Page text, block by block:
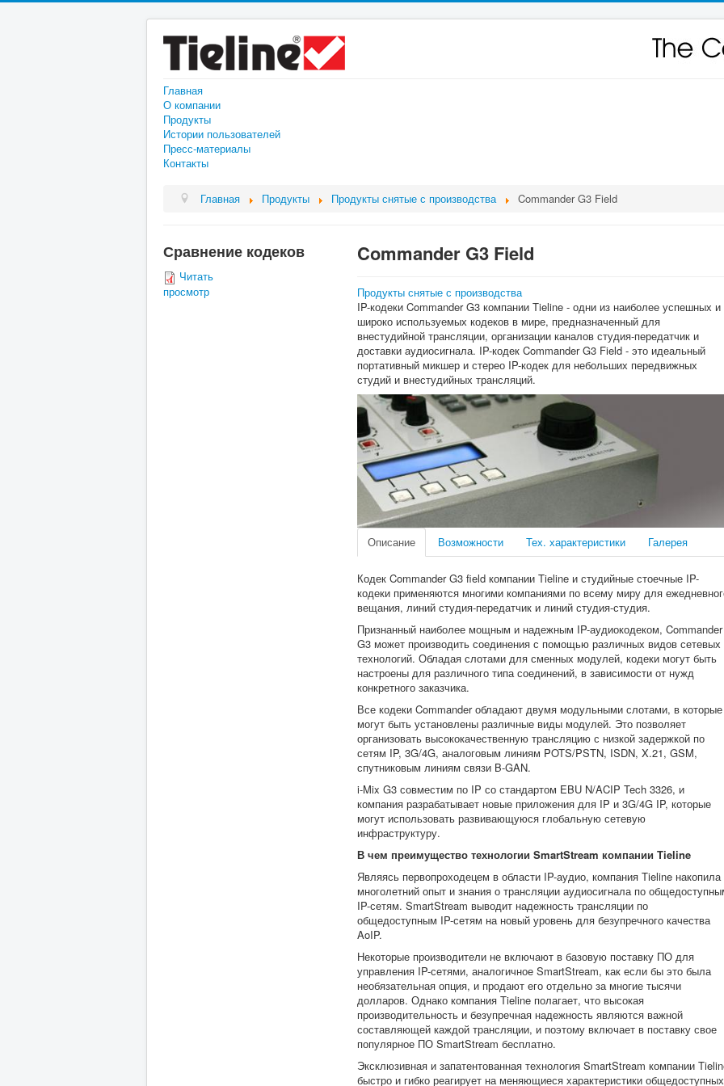
Главная
О компании
Продукты
Истории пользователей
Пресс-материалы
Контакты
Главная Продукты Продукты снятые с производства Commander G3 Field
Сравнение кодеков
Читать
просмотр
Commander G3 Field
Продукты снятые с производства
IP-кодеки Commander G3 компании Tieline - одни из наиболее успешных и
широко используемых кодеков в мире, предназначенный для
внестудийной трансляции, организации каналов студия-передатчик и
доставки аудиосигнала. IP-кодек Commander G3 Field - это идеальный
портативный микшер и стерео IP-кодек для небольших передвижных
студий и внестудийных трансляций.
Описание Возможности Тех. характеристики Галерея
Кодек Commander G3 field компании Tieline и студийные стоечные IP-
кодеки применяются многими компаниями по всему миру для
вещания, линий студия-передатчик и линий студия-студия.
Признанный наиболее мощным и надежным IP-аудиокодеком, Commander
G3 может производить соединения с помощью различных видов сетевых
технологий. Обладая слотами для сменных модулей, кодеки могут быть
настроены для различного типа соединений, в зависимости от нужд
конкретного заказчика.
Все кодеки Commander обладают двумя модульными слотами, в которые
могут быть установлены различные виды модулей. Это позволяет
организовать высококачественную трансляцию с низкой задержкой по
сетям IP, 3G/4G, аналоговым линиям POTS/PSTN, ISDN, X.21, GSM,
спутниковым линиям связи B-GAN.
i-Mix G3 совместим по IP со стандартом EBU N/ACIP Tech 3326, и
компания разрабатывает новые приложения для IP и 3G/4G IP, которые
могут использовать развивающуюся глобальную сетевую
инфраструктуру.
В чем преимущество технологии SmartStream компании Tieline
Являясь первопроходецем в области IP-аудио, компания Tieline накопила
многолетний опыт и знания о трансляции аудиосигнала по
IP-сетям. SmartStream выводит надежность трансляции по
общедоступным IP-сетям на новый уровень для безупречного качества
AoIP.
Некоторые производители не включают в базовую поставку ПО для
управления IP-сетями, аналогичное SmartStream, как если бы это была
необязательная опция, и продают его отдельно за многие тысячи
долларов. Однако компания Tieline полагает, что высокая
производительность и безупречная надежность являются важной
составляющей каждой трансляции, и поэтому включает в поставку свое
популярное ПО SmartStream бесплатно.
Эксклюзивная и запатентованная технология SmartStream компании
быстро и гибко реагирует на меняющиеся характеристики общедоступных